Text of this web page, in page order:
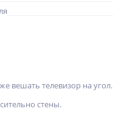
вешать телевизор на угол.
стены.